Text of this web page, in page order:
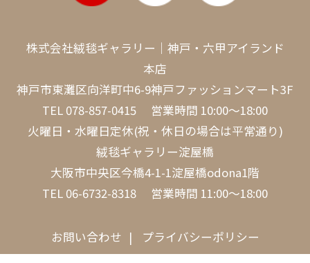
株式会社絨毯ギャラリー｜神戸・六甲アイランド
本店
神戸市東灘区向洋町中6-9神戸ファッションマート3F
TEL 078-857-0415 営業時間 10:00～18:00
火曜日・水曜日定休(祝・休日の場合は平常通り)
絨毯ギャラリー淀屋橋
大阪市中央区今橋4-1-1淀屋橋odona1階
TEL 06-6732-8318 営業時間 11:00～18:00
お問い合わせ プライバシーポリシー